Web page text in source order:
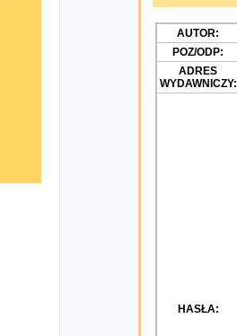
AUTOR:
POZ/ODP:
ADRES
WYDAWNICZY:
HASŁA: